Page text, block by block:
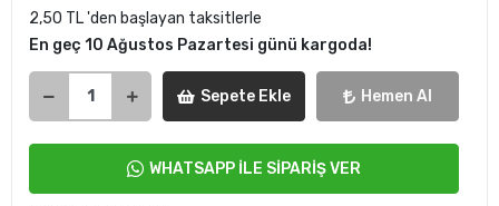
2,50 TL 'den başlayan taksitlerle
En geç 10 Ağustos Pazartesi günü kargoda!
Sepete Ekle Hemen Al
WHATSAPP İLE SİPARİŞ VER